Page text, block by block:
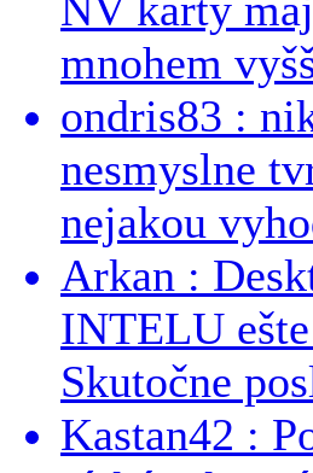
mnohem
ondris83 :
nesmyslne
nejakou
Arkan :
INTELU
Skutočne
Kastan42 :